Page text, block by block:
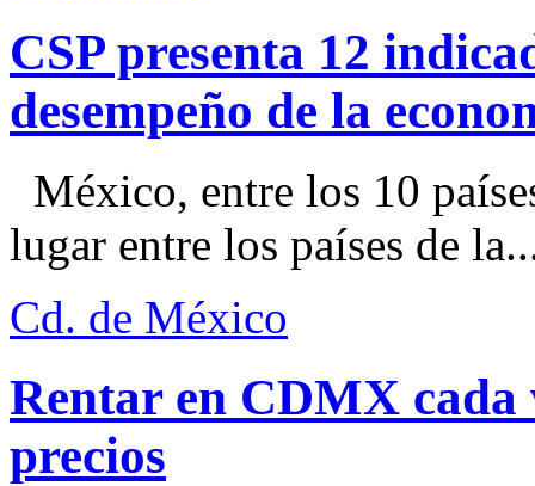
CSP presenta 12
desempeño de la
México, entre los 10
lugar entre los países de
Cd. de México
Rentar en CDMX cada
precios